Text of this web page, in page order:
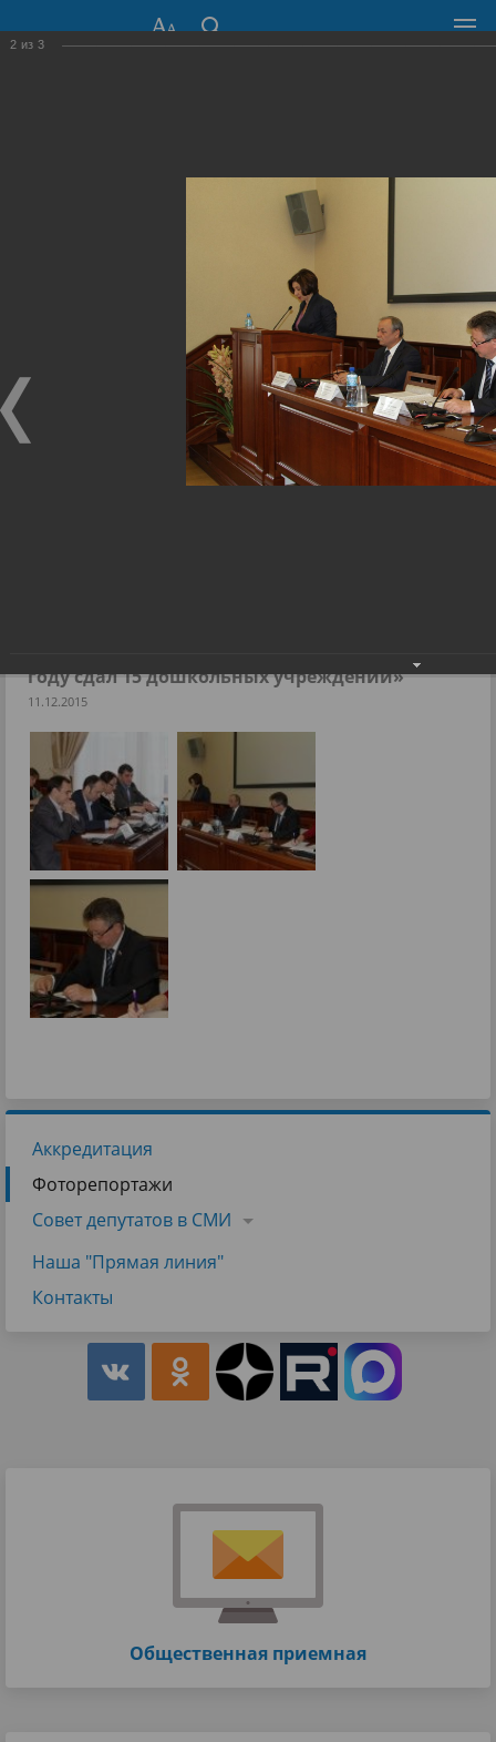
630099, г. Новосибирск, Красный проспект, 34
Общественная приемная
Фоторепортажи
›
году сдал 15 дошкольных учреждений»
11.12.2015
Аккредитация
Фоторепортажи
Совет депутатов в СМИ
Наша "Прямая линия"
Контакты
Общественная приемная
2 из 3